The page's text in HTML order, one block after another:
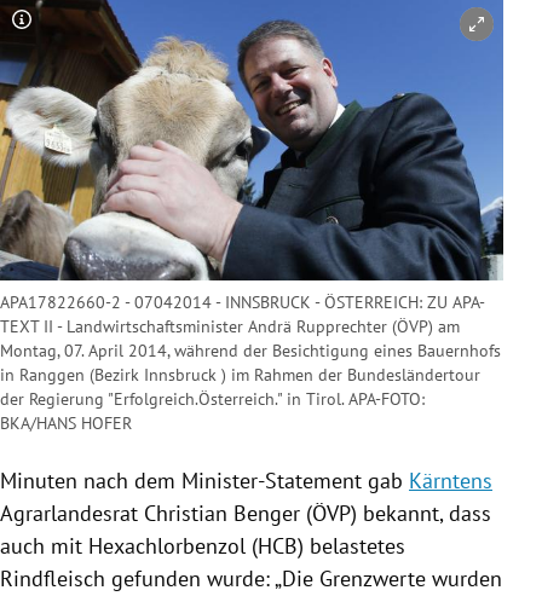
Copyright-Hinweis öffnen/schließen
APA17822660-2 - 07042014 - INNSBRUCK - ÖSTERREICH: ZU APA-
TEXT II - Landwirtschaftsminister Andrä Rupprechter (ÖVP) am
Montag, 07. April 2014, während der Besichtigung eines Bauernhofs
in Ranggen (Bezirk Innsbruck ) im Rahmen der Bundesländertour
der Regierung "Erfolgreich.Österreich." in Tirol. APA-FOTO:
BKA/HANS HOFER
Minuten nach dem Minister-Statement gab Kärntens
Agrarlandesrat Christian Benger (ÖVP) bekannt, dass
auch mit Hexachlorbenzol (HCB) belastetes
Rindfleisch gefunden wurde: „Die Grenzwerte wurden